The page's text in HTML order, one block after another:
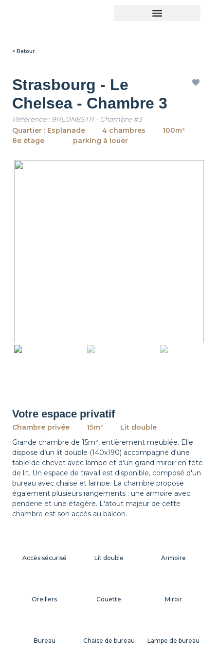
< Retour
Strasbourg - Le
Chelsea - Chambre 3
Référence : 9RLON8STR - Chambre #3
Quartier : Esplanade
4 chambres
100m²
8e étage
parking à louer
Votre espace privatif
Chambre privée 15m²
Lit double
Grande chambre de 15m², entièrement meublée. Elle
dispose d’un lit double (140x190) accompagné d'une
table de chevet avec lampe et d'un grand miroir en tête
de lit. Un espace de travail est disponible, composé d'un
bureau avec chaise et lampe. La chambre propose
également plusieurs rangements : une armoire avec
penderie et une étagère. L'atout majeur de cette
chambre est son accès au balcon.
Lampe de bureau
Oreillers Couette
Bureau
Armoire
Miroir
Chaise de bureau
Accès sécurisé Lit double